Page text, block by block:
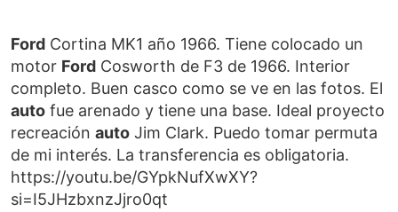
Ford Cortina MK1 año 1966. Tiene colocado un
motor Ford Cosworth de F3 de 1966. Interior
completo. Buen casco como se ve en las fotos. El
auto fue arenado y tiene una base. Ideal proyecto
recreación auto Jim Clark. Puedo tomar permuta
de mi interés. La transferencia es obligatoria.
https://youtu.be/GYpkNufXwXY?